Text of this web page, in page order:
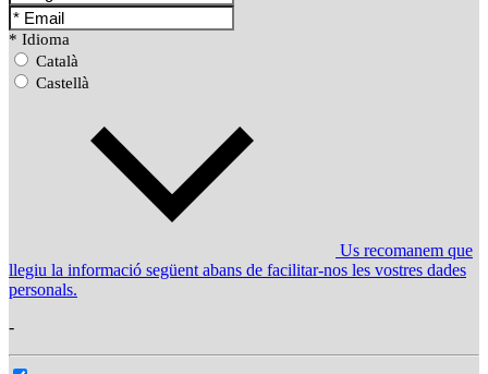
* Idioma
Català
Castellà
Us recomanem que
llegiu la informació següent abans de facilitar-nos les vostres dades
personals.
-